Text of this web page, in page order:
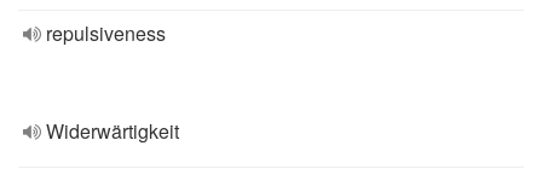
repulsiveness
Widerwärtigkeit